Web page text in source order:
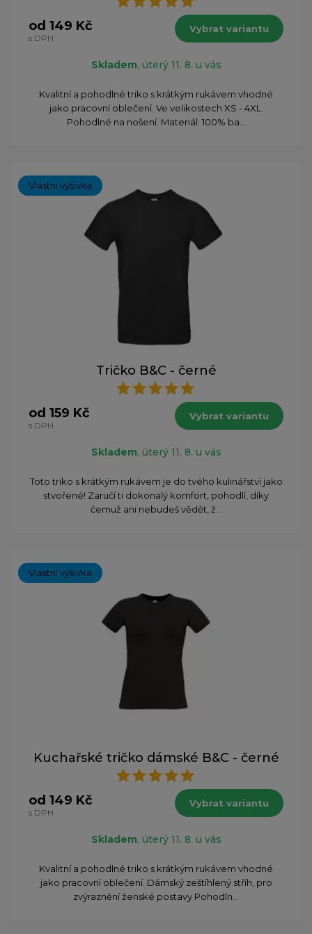
od 149 Kč
s DPH
Vybrat variantu
Skladem, úterý 11. 8. u vás
Kvalitní a pohodlné triko s krátkým rukávem vhodné
jako pracovní oblečení. Ve velikostech XS - 4XL.
Pohodlné na nošení. Materiál: 100% ba...
Vlastní výšivka
Tričko B&C - černé
od 159 Kč
s DPH
Vybrat variantu
Skladem, úterý 11. 8. u vás
​Toto triko s krátkým rukávem je do tvého kulinářství jako
stvořené! Zaručí ti dokonalý komfort, pohodlí, díky
čemuž ani nebudeš vědět, ž...
Vlastní výšivka
Kuchařské tričko dámské B&C - černé
od 149 Kč
s DPH
Vybrat variantu
Skladem, úterý 11. 8. u vás
Kvalitní a pohodlné triko s krátkým rukávem vhodné
jako pracovní oblečení. Dámský zeštíhlený střih, pro
zvýraznění ženské postavy Pohodln...